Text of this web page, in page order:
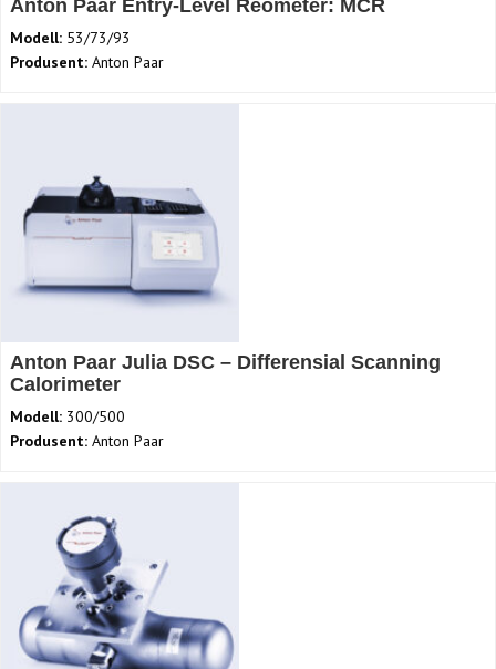
Anton Paar Entry-Level Reometer: MCR
Modell: 53/73/93
Produsent: Anton Paar
Anton Paar Julia DSC – Differensial Scanning
Calorimeter
Modell: 300/500
Produsent: Anton Paar